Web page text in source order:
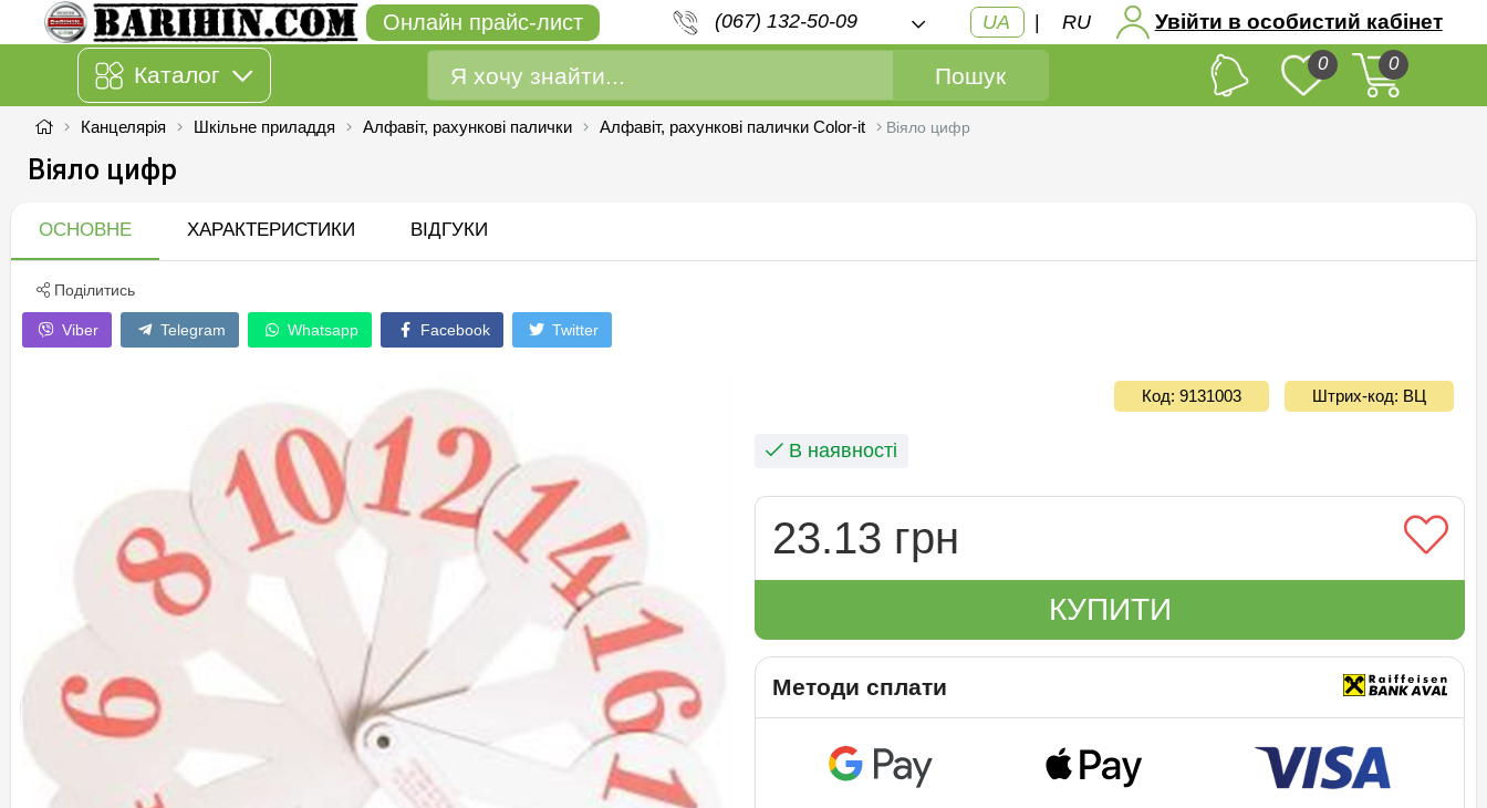
Онлайн прайс-лист (067) 132-50-09 UA | RU Увійти в особистий кабінет
Каталог Пошук 0 0
Канцелярія Шкільне приладдя Алфавіт, рахункові палички Алфавіт, рахункові палички Color-it Віяло цифр
Віяло цифр
ОСНОВНЕ ХАРАКТЕРИСТИКИ ВІДГУКИ
Поділитись
Viber Telegram Whatsapp Facebook Twitter
Код: 9131003 Штрих-код: ВЦ
В наявності
23.13 грн
КУПИТИ
Методи сплати